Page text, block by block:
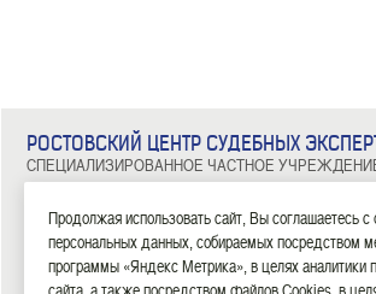
РОСТОВСКИЙ ЦЕНТР СУДЕБНЫХ
СПЕЦИАЛИЗИРОВАННОЕ ЧАСТНОЕ
Тел: 8 (863) 209-81-71, 8 (800) 100-34-14
ГЛАВНАЯ|ЭКСПЕРТИЗЫ|НОВОСТИ|ДОКУМЕНТЫ|
Продолжая использовать сайт, Вы соглашаетесь с
персональных данных, собираемых посредством
программы «Яндекс Метрика», в целях аналитики